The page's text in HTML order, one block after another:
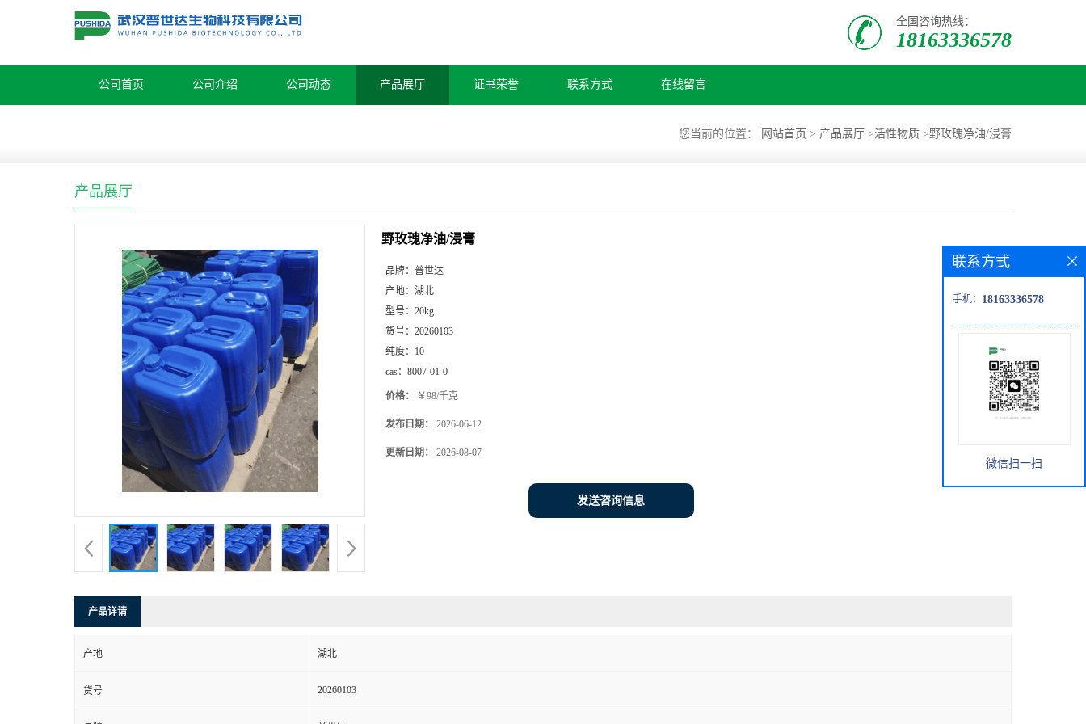
全国咨询热线：
18163336578
公司首页 公司介绍 公司动态 产品展厅 证书荣誉 联系方式 在线留言
您当前的位置： 网站首页 > 产品展厅 >活性物质 >野玫瑰净油/浸膏
产品展厅
野玫瑰净油/浸膏
品牌： 普世达
产地： 湖北
型号： 20kg
货号： 20260103
纯度： 10
cas： 8007-01-0
价格： ￥98/千克
发布日期： 2026-06-12
更新日期： 2026-08-07
发送咨询信息
产品详请
产地 湖北
货号 20260103
联系方式
手机： 18163336578
微信扫一扫